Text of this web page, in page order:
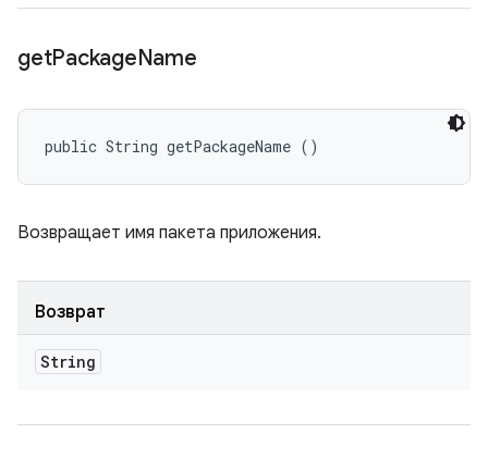
getPackageName
public String getPackageName ()
Возвращает имя пакета приложения.
Возврат
String